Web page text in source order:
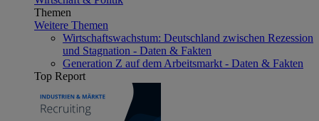
Themen
Weitere Themen
Wirtschaftswachstum: Deutschland zwischen Rezession
und Stagnation - Daten & Fakten
Generation Z auf dem Arbeitsmarkt - Daten & Fakten
Top Report